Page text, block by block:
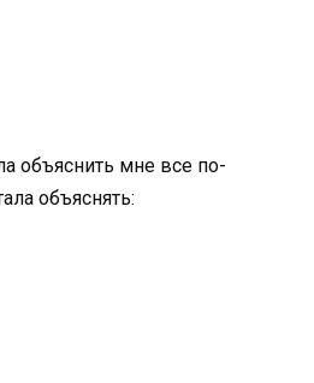
объяснить мне все по-
объяснять: